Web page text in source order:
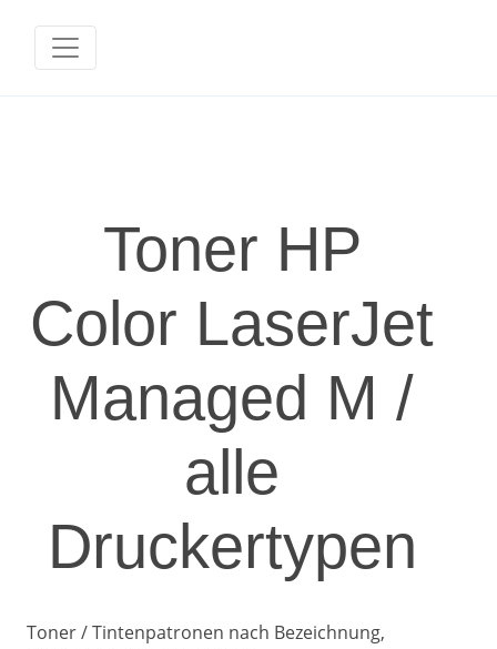
Toner HP
Color LaserJet
Managed M /
alle
Druckertypen
Toner / Tintenpatronen nach Bezeichnung,